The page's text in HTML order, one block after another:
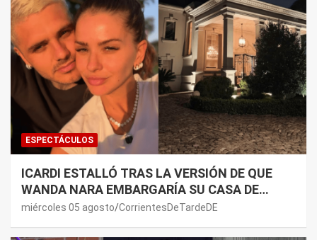
ESPECTÁCULOS
ICARDI ESTALLÓ TRAS LA VERSIÓN DE QUE
WANDA NARA EMBARGARÍA SU CASA DE
NORDELTA: “NECESITAN RASCAR DE ALGÚN
miércoles 05 agosto CorrientesDeTardeDE